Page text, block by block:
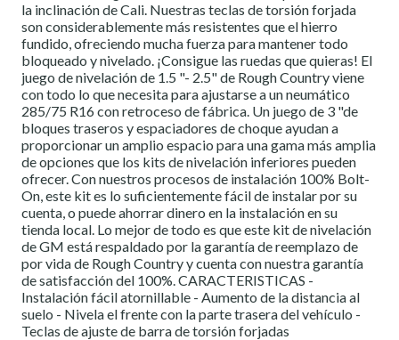
la inclinación de Cali. Nuestras teclas de torsión forjada
son considerablemente más resistentes que el hierro
fundido, ofreciendo mucha fuerza para mantener todo
bloqueado y nivelado. ¡Consigue las ruedas que quieras! El
juego de nivelación de 1.5 "- 2.5" de Rough Country viene
con todo lo que necesita para ajustarse a un neumático
285/75 R16 con retroceso de fábrica. Un juego de 3 "de
bloques traseros y espaciadores de choque ayudan a
proporcionar un amplio espacio para una gama más amplia
de opciones que los kits de nivelación inferiores pueden
ofrecer. Con nuestros procesos de instalación 100% Bolt-
On, este kit es lo suficientemente fácil de instalar por su
cuenta, o puede ahorrar dinero en la instalación en su
tienda local. Lo mejor de todo es que este kit de nivelación
de GM está respaldado por la garantía de reemplazo de
por vida de Rough Country y cuenta con nuestra garantía
de satisfacción del 100%. CARACTERISTICAS -
Instalación fácil atornillable - Aumento de la distancia al
suelo - Nivela el frente con la parte trasera del vehículo -
Teclas de ajuste de barra de torsión forjadas